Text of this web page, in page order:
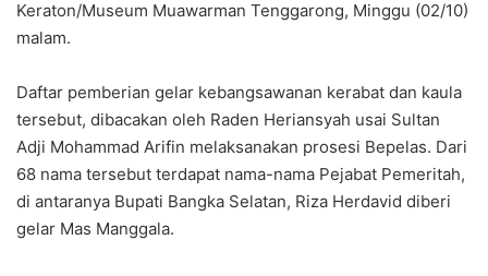
Keraton/Museum Muawarman Tenggarong, Minggu (02/10)
malam.
Daftar pemberian gelar kebangsawanan kerabat dan kaula
tersebut, dibacakan oleh Raden Heriansyah usai Sultan
Adji Mohammad Arifin melaksanakan prosesi Bepelas. Dari
68 nama tersebut terdapat nama-nama Pejabat Pemeritah,
di antaranya Bupati Bangka Selatan, Riza Herdavid diberi
gelar Mas Manggala.